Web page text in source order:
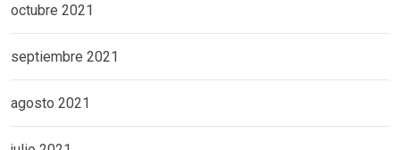
octubre 2021
septiembre 2021
agosto 2021